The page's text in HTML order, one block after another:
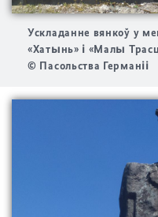
Ускладанне вянкоў у
«Хатынь» і «Малы
© Пасольства Германіі